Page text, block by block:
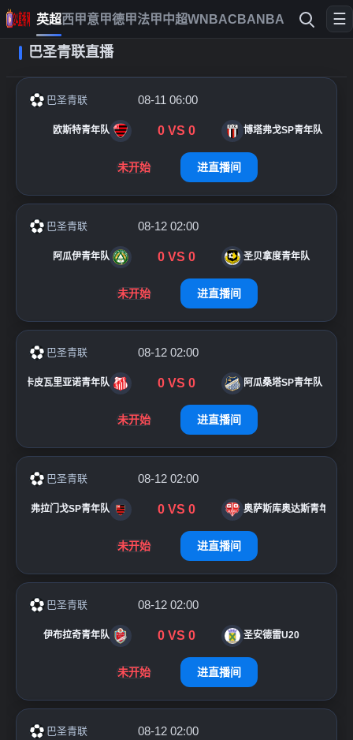
英超西甲意甲德甲法甲中超WNBACBA NBA ☰
巴圣青联直播
巴圣青联 08-11 06:00
欧斯特青年队 0 VS 0 博塔弗戈SP青年队
未开始 进直播间
巴圣青联 08-12 02:00
阿瓜伊青年队 0 VS 0 圣贝拿度青年队
未开始 进直播间
巴圣青联 08-12 02:00
卡皮瓦里亚诺青年队 0 VS 0 阿瓜桑塔SP青年队
未开始 进直播间
巴圣青联 08-12 02:00
弗拉门戈SP青年队 0 VS 0 奥萨斯库奥达斯青年队
未开始 进直播间
巴圣青联 08-12 02:00
伊布拉奇青年队 0 VS 0 圣安德雷U20
未开始 进直播间
巴圣青联 08-12 02:00